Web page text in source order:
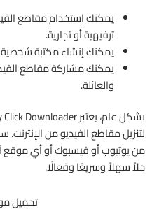
يمكنك استخدام مقاطع
ترفيهية أو تجارية.
يمكنك إنشاء مكتبة
يمكنك مشاركة مقاطع
والعائلة.
لتنزيل مقاطع الفيديو من
حلاً سهلاً وسريعًا وفعالًا.
تحميل